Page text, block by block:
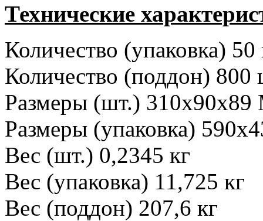
Технические
Количество (упаковка)
Количество (поддон) 800
Размеры (шт.) 310x90x89
Размеры (упаковка)
Вес (шт.) 0,2345 кг
Вес (упаковка) 11,725 кг
Вес (поддон) 207,6 кг